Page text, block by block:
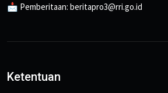
📩 Pemberitaan: beritapro3@rri.go.id
Ketentuan